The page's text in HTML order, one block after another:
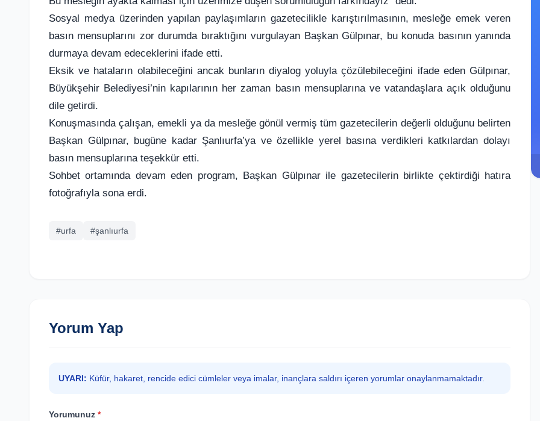
Sosyal medya üzerinden yapılan paylaşımların gazetecilikle karıştırılmasının, mesleğe emek veren
basın mensuplarını zor durumda bıraktığını vurgulayan Başkan Gülpınar, bu konuda basının yanında
durmaya devam edeceklerini ifade etti.
Eksik ve hataların olabileceğini ancak bunların diyalog yoluyla çözülebileceğini ifade eden Gülpınar,
Büyükşehir Belediyesi’nin kapılarının her zaman basın mensuplarına ve vatandaşlara açık olduğunu
dile getirdi.
Konuşmasında çalışan, emekli ya da mesleğe gönül vermiş tüm gazetecilerin değerli olduğunu belirten
Başkan Gülpınar, bugüne kadar Şanlıurfa’ya ve özellikle yerel basına verdikleri katkılardan dolayı
basın mensuplarına teşekkür etti.
Sohbet ortamında devam eden program, Başkan Gülpınar ile gazetecilerin birlikte çektirdiği hatıra
fotoğrafıyla sona erdi.
#urfa #şanlıurfa
Yorum Yap
UYARI: Küfür, hakaret, rencide edici cümleler veya imalar, inançlara saldırı içeren yorumlar onaylanmamaktadır.
Yorumunuz *